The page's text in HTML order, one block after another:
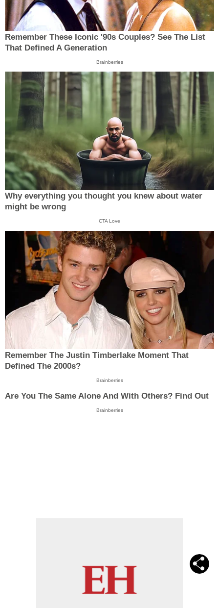
Remember These Iconic '90s Couples? See The List
That Defined A Generation
Brainberries
Why everything you thought you knew about water
might be wrong
CTA Love
Remember The Justin Timberlake Moment That
Defined The 2000s?
Brainberries
Are You The Same Alone And With Others? Find Out
Brainberries